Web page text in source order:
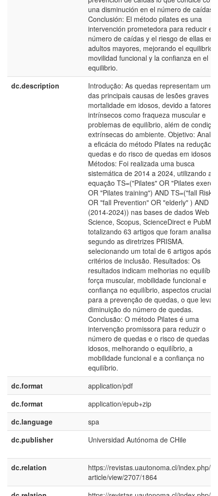
una disminución en el número de caídas.
Conclusión: El método pilates es una
intervención prometedora para reducir el
número de caídas y el riesgo de ellas en
adultos mayores, mejorando el equilibrio,
movilidad funcional y la confianza en el
equilibrio.
dc.description
Introdução: As quedas representam uma
das principais causas de lesões graves e
mortalidade em idosos, devido a fatores
intrínsecos como fraqueza muscular e
problemas de equilíbrio, além de
extrínsecas do ambiente. Objetivo:
a eficácia do método Pilates na redução
quedas e do risco de quedas em idosos.
Métodos: Foi realizada uma busca
sistemática de 2014 a 2024, utilizando a
equação TS=("Pilates" OR "Pilates
OR "Pilates training") AND TS=("fall Risk"
OR "fall Prevention" OR "elderly" ) AND
(2014-2024)) nas bases de dados Web of
Science, Scopus, ScienceDirect e
totalizando 63 artigos que foram
segundo as diretrizes PRISMA.
selecionando um total de 6 artigos após
critérios de inclusão. Resultados: Os
resultados indicam melhorias no
força muscular, mobilidade funcional e
confiança no equilíbrio, aspectos cruciais
para a prevenção de quedas, o que leva
diminuição do número de quedas.
Conclusão: O método Pilates é uma
intervenção promissora para reduzir o
número de quedas e o risco de quedas
idosos, melhorando o equilíbrio, a
mobilidade funcional e a confiança no
equilíbrio.
dc.format
application/pdf
dc.format
application/epub+zip
dc.language
spa
dc.publisher
Universidad Autónoma de CHile
dc.relation
https://revistas.uautonoma.cl/index.php/
article/view/2707/1864